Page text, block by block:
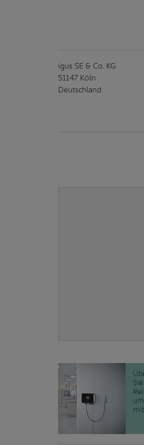
igus SE & Co. KG
51147 Köln
Deutschland